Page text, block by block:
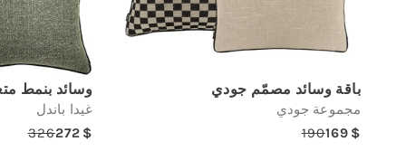
باقة وسائد مصمّم جودي
مجموعة جودي
Regular190
Sale
169
وسائد بنمط
غيدا باندل
326
Sale
272